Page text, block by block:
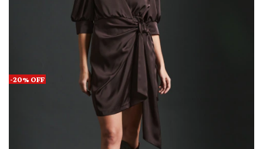
-20% OFF